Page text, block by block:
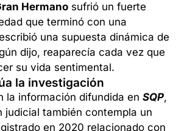
Hermano sufrió un fuerte
que terminó con una
una supuesta dinámica de
dijo, reaparecía cada vez que
su vida sentimental.
la investigación
la información difundida enSQP,
judicial también contempla un
en 2020 relacionado con